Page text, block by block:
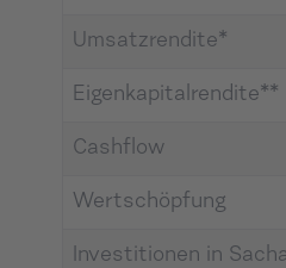
Umsatzrendite*
Eigenkapitalrendite**
Cashflow
Wertschöpfung
Investitionen in